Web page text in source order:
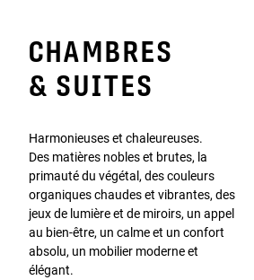
CHAMBRES
& SUITES
Harmonieuses et chaleureuses.
Des matières nobles et brutes, la
primauté du végétal, des couleurs
organiques chaudes et vibrantes, des
jeux de lumière et de miroirs, un appel
au bien-être, un calme et un confort
absolu, un mobilier moderne et
élégant.